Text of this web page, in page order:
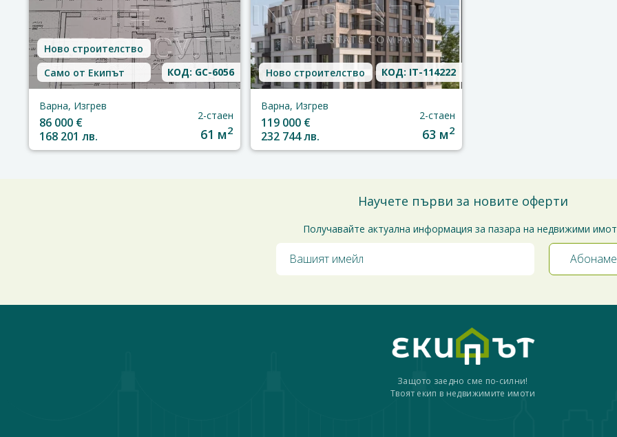
Ново строителство
Само от Екипът
КОД: GC-6056
Варна, Изгрев
86 000 €
168 201 лв.
2-стаен
61 м2
Ново строителство КОД: IT-114222
Варна, Изгрев
119 000 €
232 744 лв.
2-стаен
63 м2
Научете първи за новите оферти
Получавайте актуална информация за пазара на недвижими
Защото заедно сме по-силни!
Твоят екип в недвижимите имоти